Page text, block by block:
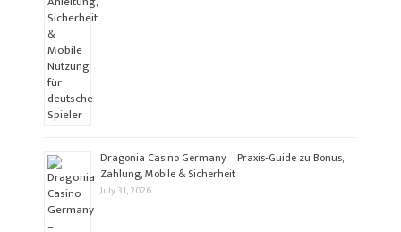
Dragonia Casino Germany – Praxis‑Guide zu Bonus,
Zahlung, Mobile & Sicherheit
July 31, 2026